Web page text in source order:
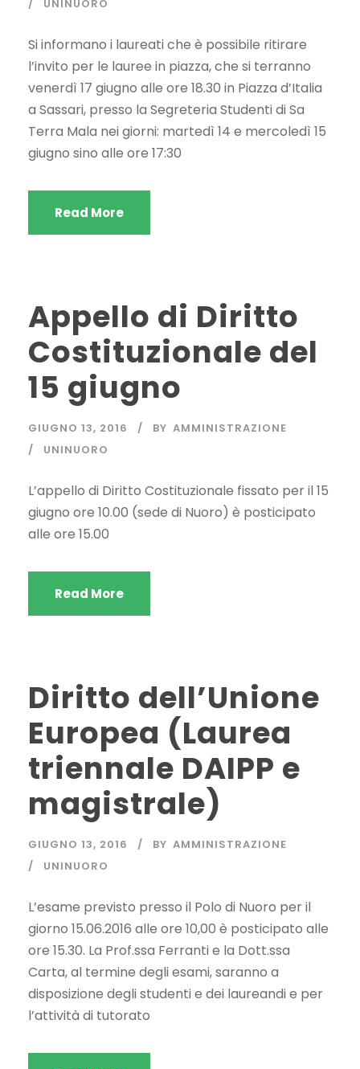
UNINUORO
Si informano i laureati che è possibile ritirare
l’invito per le lauree in piazza, che si terranno
venerdì 17 giugno alle ore 18.30 in Piazza d’Italia
a Sassari, presso la Segreteria Studenti di Sa
Terra Mala nei giorni: martedì 14 e mercoledì 15
giugno sino alle ore 17:30
Read More
Appello di Diritto
Costituzionale del
15 giugno
GIUGNO 13, 2016 BY AMMINISTRAZIONE
UNINUORO
L’appello di Diritto Costituzionale fissato per il 15
giugno ore 10.00 (sede di Nuoro) è posticipato
alle ore 15.00
Read More
Diritto dell’Unione
Europea (Laurea
triennale DAIPP e
magistrale)
GIUGNO 13, 2016 BY AMMINISTRAZIONE
UNINUORO
L’esame previsto presso il Polo di Nuoro per il
giorno 15.06.2016 alle ore 10,00 è posticipato alle
ore 15.30. La Prof.ssa Ferranti e la Dott.ssa
Carta, al termine degli esami, saranno a
disposizione degli studenti e dei laureandi e per
l’attività di tutorato